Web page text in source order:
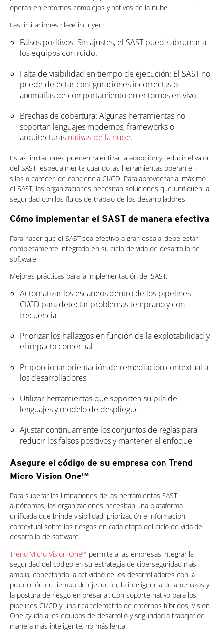
operan en entornos complejos y nativos de la nube.
Las limitaciones clave incluyen:
Falsos positivos: Sin ajustes, el SAST puede abrumar a
los equipos con ruido.
Falta de visibilidad en tiempo de ejecución: El SAST no
puede detectar configuraciones incorrectas o
anomalías de comportamiento en entornos en vivo.
Brechas de cobertura: Algunas herramientas no
soportan lenguajes modernos, frameworks o
arquitecturas nativas de la nube.
Estas limitaciones pueden ralentizar la adopción y reducir el valor
del SAST, especialmente cuando las herramientas operan en
silos o carecen de conciencia CI/CD. Para aprovechar al máximo
el SAST, las organizaciones necesitan soluciones que unifiquen la
seguridad con los flujos de trabajo de los desarrolladores.
Cómo implementar el SAST de manera efectiva
Para hacer que el SAST sea efectivo a gran escala, debe estar
completamente integrado en su ciclo de vida de desarrollo de
software.
Mejores prácticas para la implementación del SAST:
Automatizar los escaneos dentro de los pipelines
CI/CD para detectar problemas temprano y con
frecuencia
Priorizar los hallazgos en función de la explotabilidad y
el impacto comercial
Proporcionar orientación de remediación contextual a
los desarrolladores
Utilizar herramientas que soporten su pila de
lenguajes y modelo de despliegue
Ajustar continuamente los conjuntos de reglas para
reducir los falsos positivos y mantener el enfoque
Asegure el código de su empresa con Trend
Micro Vision One™
Para superar las limitaciones de las herramientas SAST
autónomas, las organizaciones necesitan una plataforma
unificada que brinde visibilidad, priorización e información
contextual sobre los riesgos en cada etapa del ciclo de vida de
desarrollo de software.
Trend Micro Vision One™
One-Platform
permite a las empresas integrar la
seguridad del código en su estrategia de ciberseguridad más
amplia, conectando la actividad de los desarrolladores con la
protección en tiempo de ejecución, la inteligencia de amenazas y
la postura de riesgo empresarial. Con soporte nativo para los
pipelines CI/CD y una rica telemetría de entornos híbridos, Vision
One ayuda a los equipos de desarrollo y seguridad a trabajar de
manera más inteligente, no más lenta.